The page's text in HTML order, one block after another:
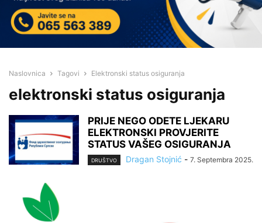
Naslovnica Tagovi Elektronski status osiguranja
elektronski status osiguranja
PRIJE NEGO ODETE LJEKARU
ELEKTRONSKI PROVJERITE
STATUS VAŠEG OSIGURANJA
DRUŠTVO Dragan Stojnić - 7. Septembra 2025.